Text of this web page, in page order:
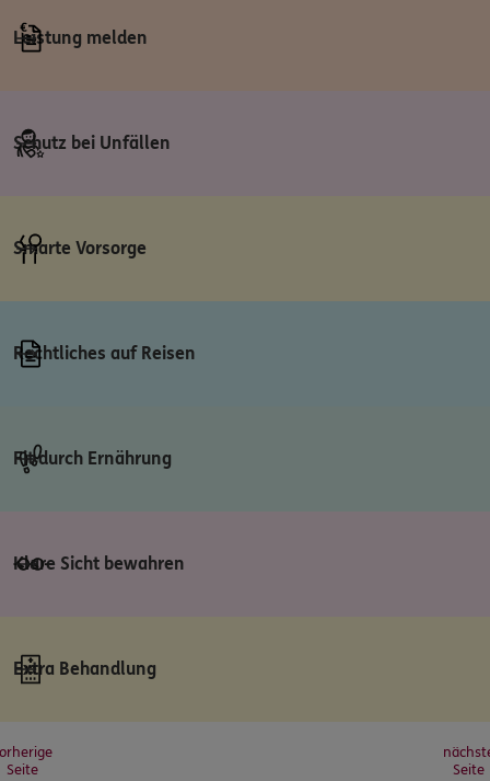
Leistung melden
Schutz bei Unfällen
Smarte Vorsorge
Rechtliches auf Reisen
Fit durch Ernährung
Klare Sicht bewahren
Extra Behandlung
Seite
Seite